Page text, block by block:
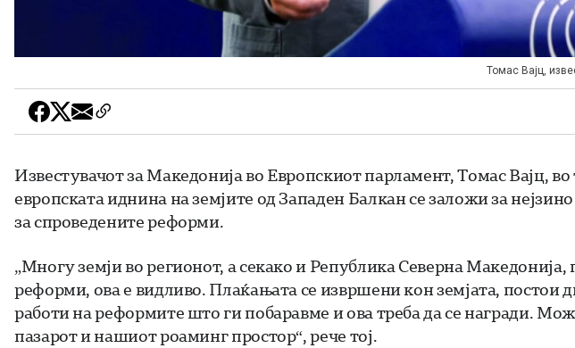
Томас Вајц,
Известувачот за Македонија во Европскиот парламент, Томас Вајц, во
европската иднина на земјите од Западен Балкан се заложи за
за спроведените реформи.
„Многу земји во регионот, а секако и Република Северна
реформи, ова е видливо. Плаќањата се извршени кон земјата, постои
работи на реформите што ги побаравме и ова треба да се награди.
пазарот и нашиот роаминг простор“, рече тој.